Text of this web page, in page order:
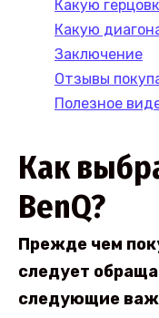
Какую
Какую
Заключение
Отзывы
Полезное
Как
BenQ?
Прежде чем
следует
следующие